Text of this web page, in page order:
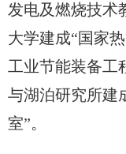
发电及燃烧技术
大学建成“国家
工业节能装备工
与湖泊研究所建
室”。